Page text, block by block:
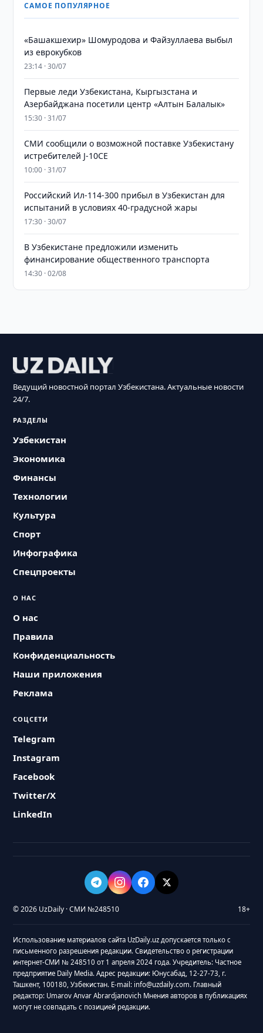
САМОЕ ПОПУЛЯРНОЕ
«Башакшехир» Шомуродова и Файзуллаева выбыл
из еврокубков
23:14 · 30/07
Первые леди Узбекистана, Кыргызстана и
Азербайджана посетили центр «Алтын Балалык»
15:30 · 31/07
СМИ сообщили о возможной поставке Узбекистану
истребителей J-10CE
10:00 · 31/07
Российский Ил-114-300 прибыл в Узбекистан для
испытаний в условиях 40-градусной жары
17:30 · 30/07
В Узбекистане предложили изменить
финансирование общественного транспорта
14:30 · 02/08
Ведущий новостной портал Узбекистана. Актуальные новости
24/7.
РАЗДЕЛЫ
Узбекистан
Экономика
Финансы
Технологии
Культура
Спорт
Инфографика
Спецпроекты
О НАС
О нас
Правила
Конфиденциальность
Наши приложения
Реклама
СОЦСЕТИ
Telegram
Instagram
Facebook
Twitter/X
LinkedIn
© 2026 UzDaily · СМИ №248510 18+
Использование материалов сайта UzDaily.uz допускается только с
письменного разрешения редакции. Свидетельство о регистрации
интернет-СМИ № 248510 от 1 апреля 2024 года. Учредитель: Частное
предприятие Daily Media. Адрес редакции: Юнусабад, 12-27-73, г.
Ташкент, 100180, Узбекистан. E-mail: info@uzdaily.com. Главный
редактор: Umarov Anvar Abrardjanovich Мнения авторов в публикациях
могут не совпадать с позицией редакции.